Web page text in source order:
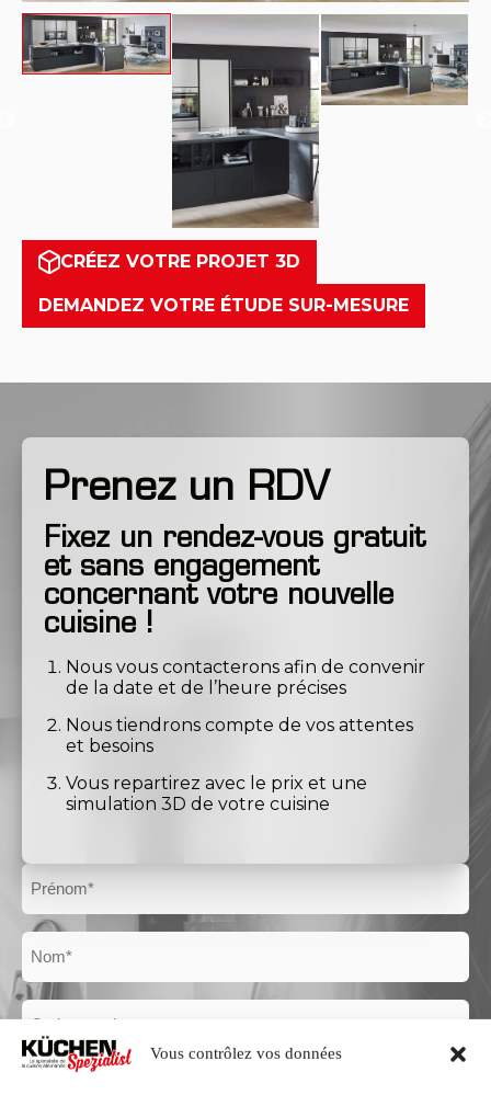
Vous contrôlez vos données
CRÉEZ VOTRE PROJET 3D
DEMANDEZ VOTRE ÉTUDE SUR-MESURE
Prenez un RDV
Fixez un rendez-vous gratuit
et sans engagement
concernant votre nouvelle
cuisine !
Nous vous contacterons afin de convenir
de la date et de l’heure précises
Nous tiendrons compte de vos attentes
et besoins
Vous repartirez avec le prix et une
simulation 3D de votre cuisine
Prénom
Nom
Code